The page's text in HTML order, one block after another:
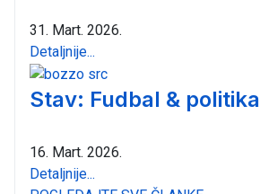
31. Mart. 2026.
Detaljnije...
Stav: Fudbal & politika
16. Mart. 2026.
Detaljnije...